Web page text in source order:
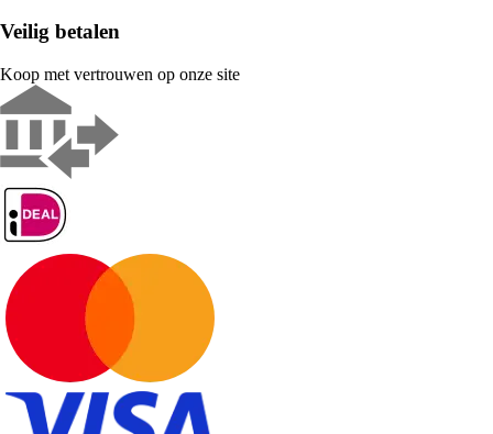
Veilig betalen
Koop met vertrouwen op onze site